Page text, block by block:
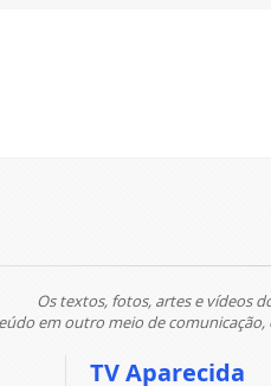
Os textos, fotos, artes e vídeos
em outro meio de
TV Aparecida